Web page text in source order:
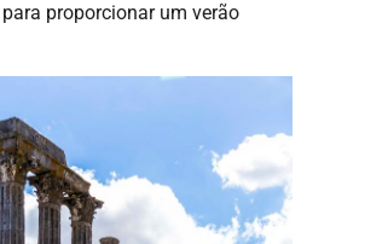
proporcionar um verão